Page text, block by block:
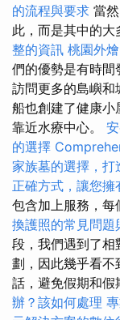
的流程與要求 當
此，而是其中的大
整的資訊 桃園外
們的優勢是有時間
訪問更多的島嶼
船也創建了健康小
靠近水療中心。
的選擇
家族墓的選擇，
正確方式，讓您
包含加上服務，每
換護照的常見問題
段，我們遇到了
劃，因此幾乎看不
話，避免假期和假
辦？該如何處理